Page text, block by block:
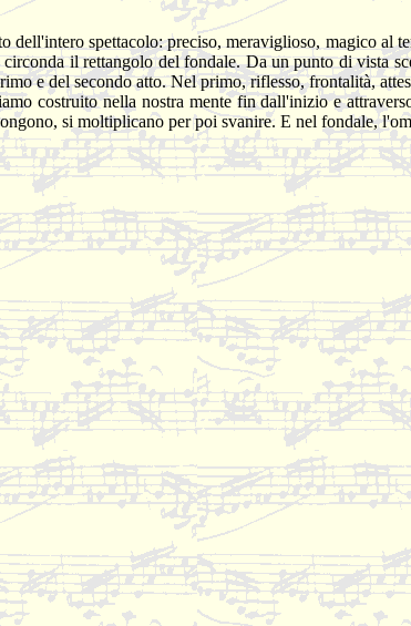
dell'intero spettacolo: preciso, meraviglioso, magico al
il rettangolo del fondale. Da un punto di vista
e del secondo atto. Nel primo, riflesso, frontalità,
costruito nella nostra mente fin dall'inizio e
si moltiplicano per poi svanire. E nel fondale,